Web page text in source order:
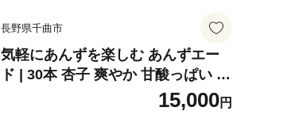
長野県千曲市
気軽にあんずを楽しむ あんずエー
ド | 30本 杏子 爽やか 甘酸っぱい 信
15,000円